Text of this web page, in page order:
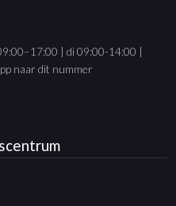
| di 09:00-14:00 |
naar dit nummer